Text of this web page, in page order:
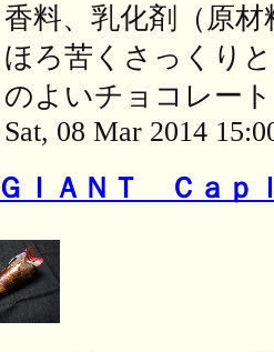
香料、乳化剤（原
ほろ苦くさっくり
のよいチョコレー
Sat, 08 Mar 2014
ＧＩＡＮＴ Ｃａｐ